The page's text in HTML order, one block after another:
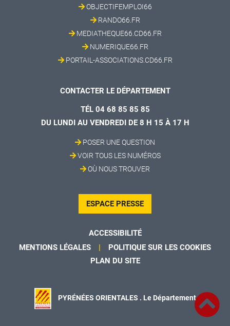
OBJECTIFEMPLOI66
RANDO66.FR
MEDIATHEQUE66.CD66.FR
NUMERIQUE66.FR
PORTAIL-ASSOCIATIONS.CD66.FR
CONTACTER LE DÉPARTEMENT
TÉL 04 68 85 85 85
DU LUNDI AU VENDREDI DE 8 H 15 À 17 H
POSER UNE QUESTION
VOIR TOUS LES NUMÉROS
OÙ NOUS TROUVER
ESPACE PRESSE
ACCESSIBILITÉ
MENTIONS LÉGALES
POLITIQUE SUR LES COOKIES
PLAN DU SITE
PYRÉNÉES ORIENTALES . Le Département